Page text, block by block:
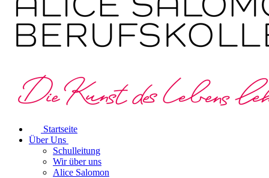
Startseite
Über Uns
Schulleitung
Wir über uns
Alice Salomon